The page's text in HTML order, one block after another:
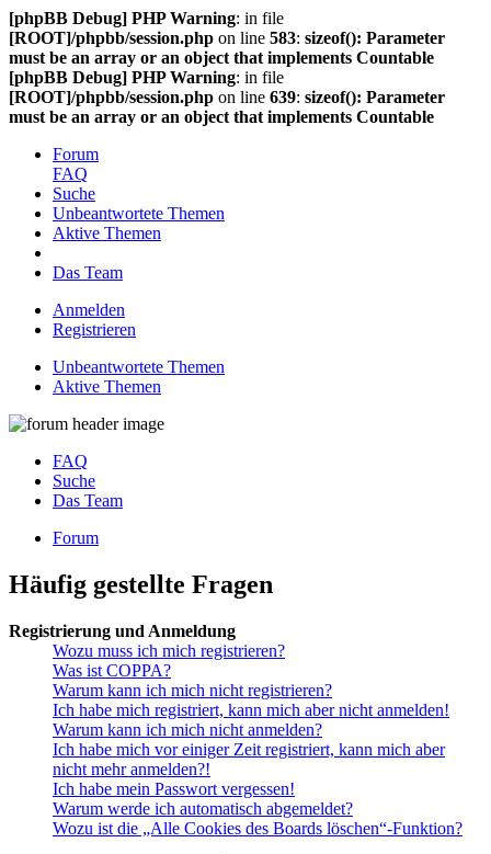
[phpBB Debug] PHP Warning: in file
[ROOT]/phpbb/session.php on line 583: sizeof(): Parameter
must be an array or an object that implements Countable
[phpBB Debug] PHP Warning: in file
[ROOT]/phpbb/session.php on line 639: sizeof(): Parameter
must be an array or an object that implements Countable
Forum
FAQ
Suche
Unbeantwortete Themen
Aktive Themen
Das Team
Anmelden
Registrieren
Unbeantwortete Themen
Aktive Themen
FAQ
Suche
Das Team
Forum
Häufig gestellte Fragen
Registrierung und Anmeldung
Wozu muss ich mich registrieren?
Was ist COPPA?
Warum kann ich mich nicht registrieren?
Ich habe mich registriert, kann mich aber nicht anmelden!
Warum kann ich mich nicht anmelden?
Ich habe mich vor einiger Zeit registriert, kann mich aber
nicht mehr anmelden?!
Ich habe mein Passwort vergessen!
Warum werde ich automatisch abgemeldet?
Wozu ist die „Alle Cookies des Boards löschen“-Funktion?